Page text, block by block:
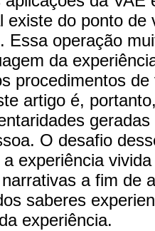
existe do ponto
Essa operação
da
procedimentos
artigo é,
O desafio
experiência
a fim de
saberes
experiência.